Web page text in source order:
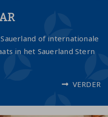
of internationale
in het Sauerland Stern
VERDER